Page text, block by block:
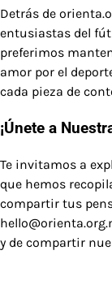
Detrás de
entusiastas del
preferimos
amor por el
cada pieza de
¡Únete a
Te invitamos a
que hemos
compartir tus
y de compartir